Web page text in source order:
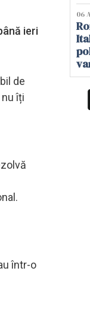
ieri
de
îți
într-o
06